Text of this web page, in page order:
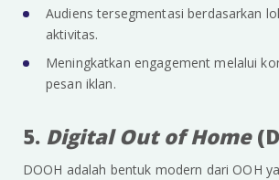
Audiens tersegmentasi berdasarkan
aktivitas.
Meningkatkan engagement melalui
pesan iklan.
5. Digital Out of Home
DOOH adalah bentuk modern dari OOH